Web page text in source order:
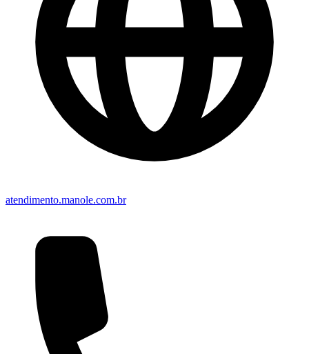
atendimento.manole.com.br